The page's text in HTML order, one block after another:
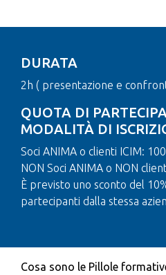
DURATA
2h ( presentazione e
QUOTA DI
MODALITÀ DI
Soci ANIMA o clienti ICIM:
NON Soci ANIMA o NON
È previsto uno sconto del
partecipanti dalla stessa
Cosa sono le Pillole